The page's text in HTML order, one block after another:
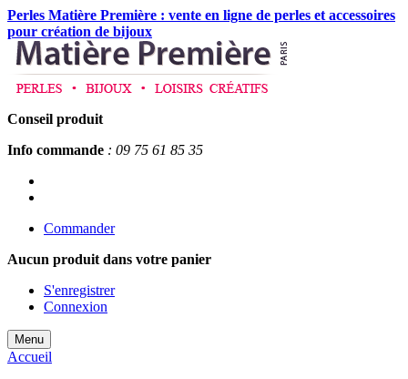
Perles Matière Première : vente en ligne de perles et accessoires
pour création de bijoux
Conseil produit
Info commande : 09 75 61 85 35
Commander
Aucun produit dans votre panier
S'enregistrer
Connexion
Menu
Accueil